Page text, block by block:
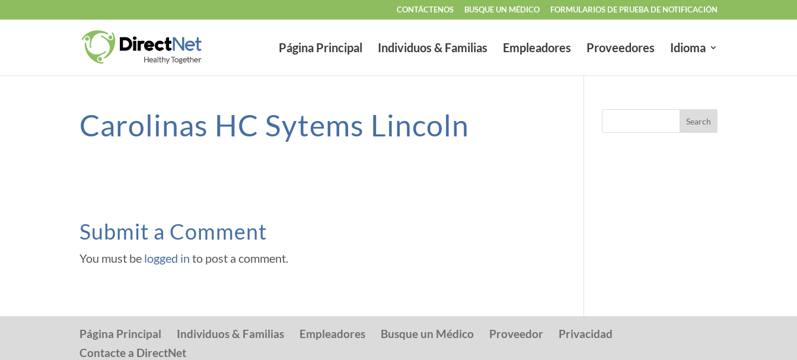
CONTÁCTENOS BUSQUE UN MÉDICO FORMULARIOS DE PRUEBA DE NOTIFICACIÓN
Página Principal Individuos & Familias Empleadores Proveedores Idioma
Carolinas HC Sytems Lincoln
Submit a Comment
You must be logged in to post a comment.
Página Principal Individuos & Familias Empleadores Busque un Médico Proveedor
Privacidad
Contacte a DirectNet